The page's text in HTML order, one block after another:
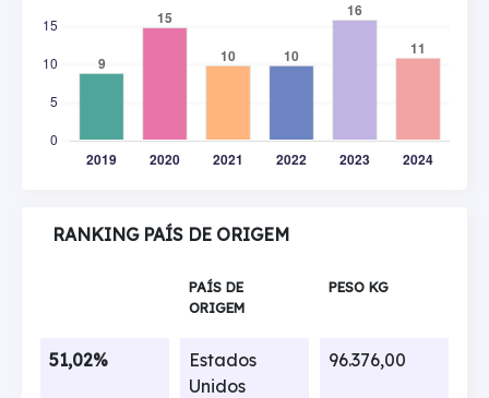
RANKING PAÍS DE ORIGEM
PAÍS DE
ORIGEM
PESO KG
51,02%
Estados
Unidos
96.376,00